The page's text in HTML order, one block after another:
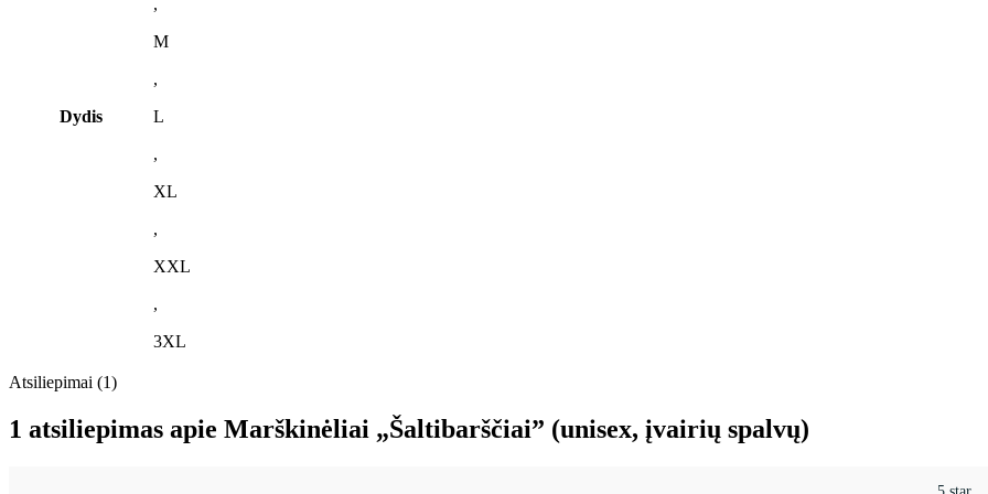
Dydis
,
M
,
L
,
XL
,
XXL
,
3XL
Atsiliepimai (1)
1 atsiliepimas apie Marškinėliai „Šaltibarščiai” (unisex, įvairių spalvų)